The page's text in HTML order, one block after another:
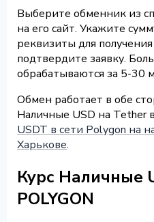
Выберите обменник из
на его сайт. Укажите
реквизиты для
подтвердите заявку.
обрабатываются за 5-30
Обмен работает в обе
Наличные USD на Tether
USDT в сети Polygon на
Харькове.
Курс Наличные
POLYGON